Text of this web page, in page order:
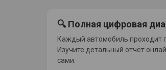
🔍 Полная цифровая
Каждый автомобиль проходит
Изучите детальный отчёт
сами.